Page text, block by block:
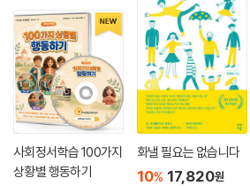
사회정서학습 100가지
상황별 행동하기
화낼 필요는 없습니다
10% 17,820원